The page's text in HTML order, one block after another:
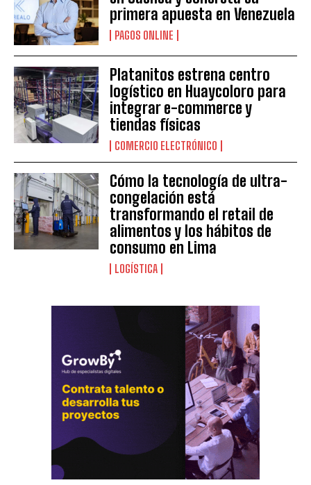
primera apuesta en Venezuela
PAGOS ONLINE
Platanitos estrena centro
logístico en Huaycoloro para
integrar e-commerce y
tiendas físicas
COMERCIO ELECTRÓNICO
Cómo la tecnología de ultra-
congelación está
transformando el retail de
alimentos y los hábitos de
consumo en Lima
LOGÍSTICA